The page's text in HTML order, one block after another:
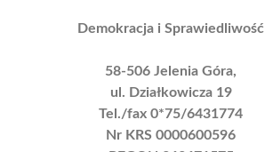
Demokracja i Sprawiedliwość
58-506 Jelenia Góra,
ul. Działkowicza 19
Tel./fax 0*75/6431774
Nr KRS 0000600596